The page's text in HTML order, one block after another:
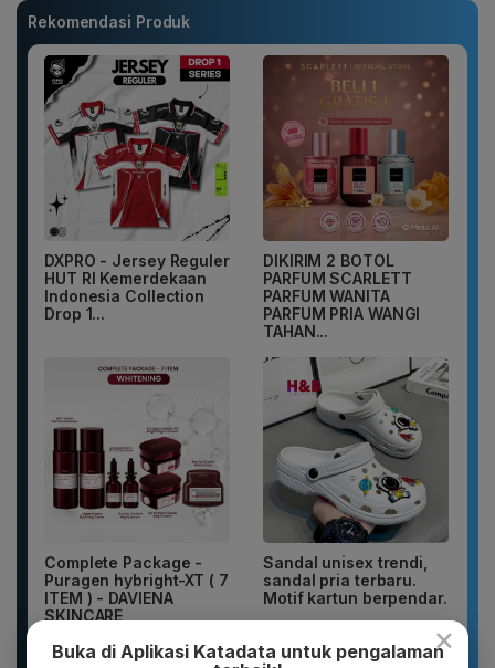
Rekomendasi Produk
DXPRO - Jersey Reguler
HUT RI Kemerdekaan
Indonesia Collection
Drop 1...
DIKIRIM 2 BOTOL
PARFUM SCARLETT
PARFUM WANITA
PARFUM PRIA WANGI
TAHAN...
Complete Package -
Puragen hybright-XT ( 7
ITEM ) - DAVIENA
SKINCARE
Sandal unisex trendi,
sandal pria terbaru.
Motif kartun berpendar.
×
Buka di Aplikasi Katadata untuk pengalaman